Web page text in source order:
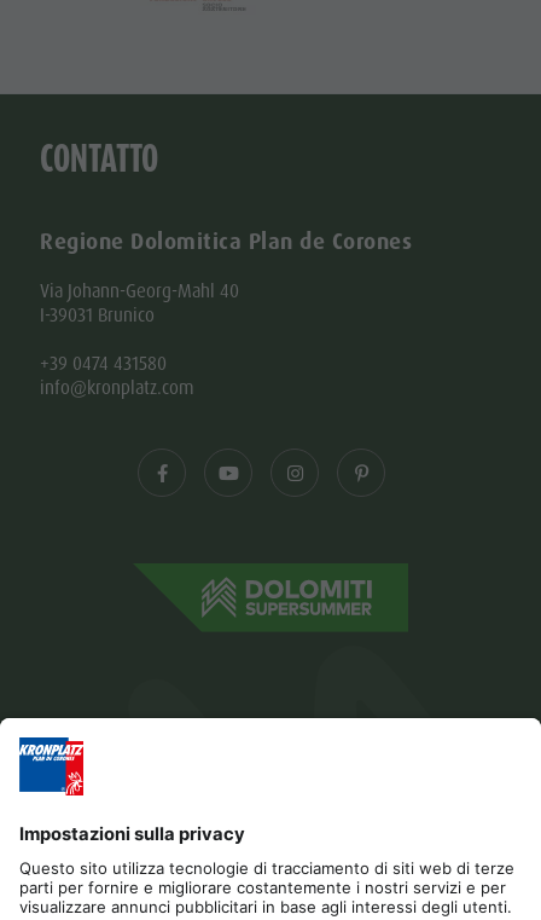
CONTATTO
Regione Dolomitica Plan de Corones
Via Johann-Georg-Mahl 40
I-39031 Brunico
+39 0474 431580
info@kronplatz.com
Editoria Privacy Dichiarazione di accessibilità
Contatto